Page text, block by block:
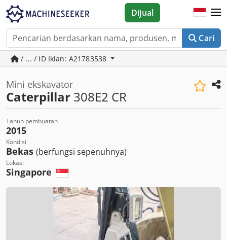
Cari
Dijual
/ ... / ID Iklan: A21783538
Mini ekskavator
Caterpillar 308E2 CR
Tahun pembuatan
2015
Kondisi
Bekas (berfungsi sepenuhnya)
Lokasi
Singapore